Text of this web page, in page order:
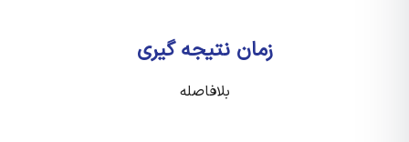
زمان نتیجه گیری
بلافاصله